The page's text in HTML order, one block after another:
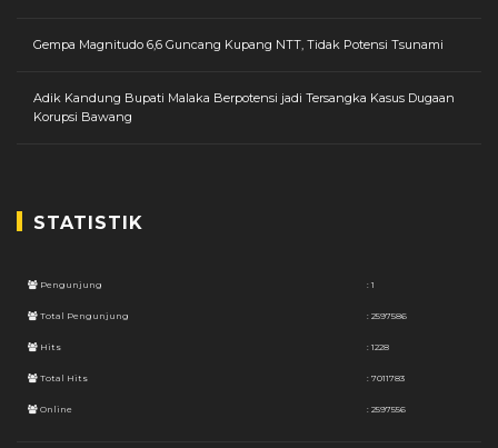
Gempa Magnitudo 6,6 Guncang Kupang NTT, Tidak Potensi Tsunami
Adik Kandung Bupati Malaka Berpotensi jadi Tersangka Kasus Dugaan
Korupsi Bawang
STATISTIK
Pengunjung : 1
Total Pengunjung : 2597586
Hits : 1228
Total Hits : 7011783
Online : 2597556